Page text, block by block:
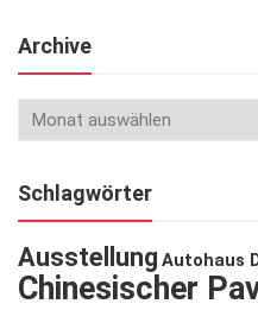
Archive
Schlagwörter
Ausstellung Autohaus
Chinesischer